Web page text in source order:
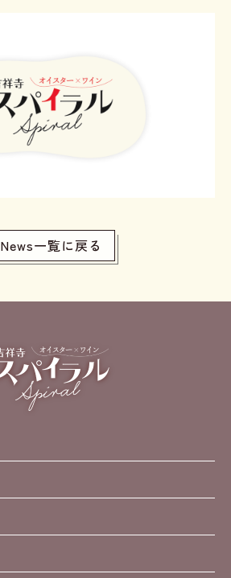
News一覧に戻る